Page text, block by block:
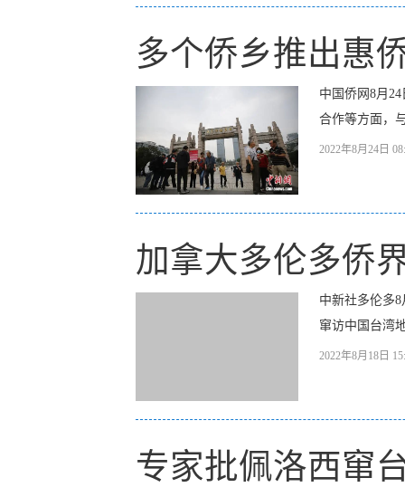
多个侨乡推出惠
中国侨网8月
合作等方面，
2022年8月24日
加拿大多伦多侨
中新社多伦多
窜访中国台湾
2022年8月18日
专家批佩洛西窜